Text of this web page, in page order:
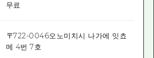
무료
〒722-0046오노미치시 나가에 잇쵸
메 4번 7호